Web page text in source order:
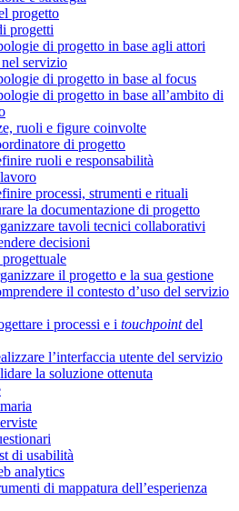
progetto
progetti
di progetto in base agli attori
servizio
di progetto in base al focus
di progetto in base all’ambito di
ruoli e figure coinvolte
di progetto
ruoli e responsabilità
processi, strumenti e rituali
la documentazione di progetto
tavoli tecnici collaborativi
decisioni
il progetto e la sua gestione
il contesto d’uso del servizio
i processi e i touchpointdel
l’interfaccia utente del servizio
la soluzione ottenuta
di usabilità
analytics
di mappatura dell’esperienza